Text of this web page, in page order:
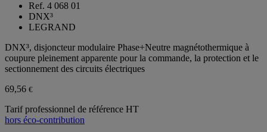
Ref. 4 068 01
DNX³
LEGRAND
DNX³, disjoncteur modulaire Phase+Neutre magnétothermique à
coupure pleinement apparente pour la commande, la protection et le
sectionnement des circuits électriques
69,56 €
Tarif professionnel de référence HT
hors éco-contribution